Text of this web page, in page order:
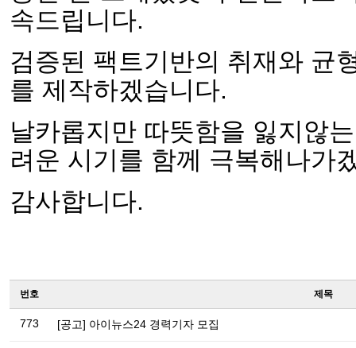
속드립니다.
검증된 팩트기반의 취재와 균
를 제작하겠습니다.
날카롭지만 따뜻함을 잃지않
려운 시기를 함께 극복해나가
감사합니다.
번호 제목
773 [공고] 아이뉴스24 경력기자 모집